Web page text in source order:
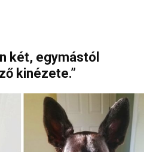
két, egymástól
kinézete.”